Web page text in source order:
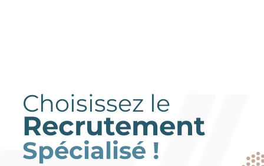
Choisissez le
Recrutement
Spécialisé !